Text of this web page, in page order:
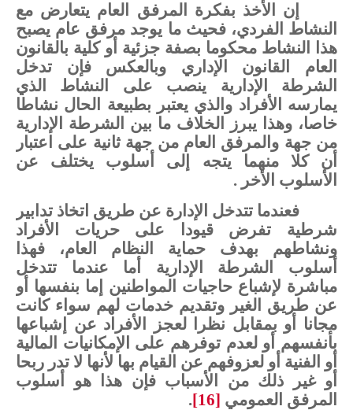
إن
الأخذ بفكرة المرفق العام يتعارض مع
النشاط الفردي، فحيث ما يوجد مرفق عام يصبح
هذا
النشاط محكوما بصفة جزئية أو كلية بالقانون
العام
القانون الإداري وبالعكس فإن
تدخل
الشرطة
الإدارية ينصب على النشاط
الذي
يمارسه
الأفراد والذي يعتبر بطبيعة الحال نشاطا
خاصا، وهذا يبرز الخلاف ما بين الشرطة
الإدارية
من جهة والمرفق العام من جهة ثانية على اعتبار
أن
كلا منهما يتجه إلى أسلوب يختلف
عن
الأسلوب الأخر .
فعندما تتدخل الإدارة عن طريق اتخاذ تدابير
شرطية
تفرض قيودا على حريات
الأفراد
ونشاطهم
بهدف حماية النظام العام،
فهذا
أسلوب
الشرطة الإدارية أما عندما
تتدخل
مباشرة لإشباع حاجيات المواطنين إما بنفسها أو
عن طريق الغير وتقديم خدمات لهم سواء كانت
مجانا
أو بمقابل نظرا لعجز الأفراد عن
إشباعها
بأنفسهم أو لعدم توفرهم على الإمكانيات المالية
أو الفنية أو لعزوفهم عن القيام بها لأنها لا تدر ربحا
أو غير ذلك من الأسباب فإن هذا هو
أسلوب
المرفق العمومي [16]
.